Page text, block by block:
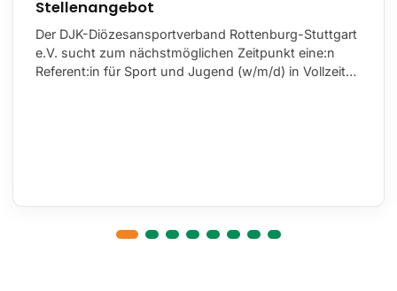
Stellenangebot
Der DJK-Diözesansportverband Rottenburg-Stuttgart
e.V. sucht zum nächstmöglichen Zeitpunkt eine:n
Referent:in für Sport und Jugend (w/m/d) in Vollzeit…